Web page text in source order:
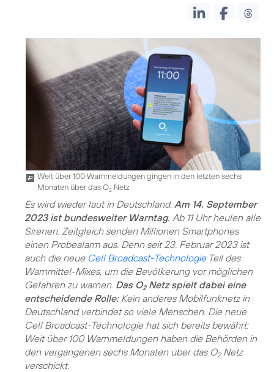
Weit über 100 Warnmeldungen gingen in den letzten sechs
Monaten über das O2 Netz
Es wird wieder laut in Deutschland:Am 14. September
2023 ist bundesweiter Warntag. Ab 11 Uhr heulen alle
Sirenen. Zeitgleich senden Millionen Smartphones
einen Probealarm aus. Denn seit 23. Februar 2023 ist
auch die neue Cell Broadcast-TechnologieTeil des
Warnmittel-Mixes, um die Bevölkerung vor möglichen
Gefahren zu warnen. Das O2Netz spielt dabei eine
entscheidende Rolle:Kein anderes Mobilfunknetz in
Deutschland verbindet so viele Menschen. Die neue
Cell Broadcast-Technologie hat sich bereits bewährt:
Weit über 100 Warnmeldungen haben die Behörden in
den vergangenen sechs Monaten über das O2Netz
verschickt.